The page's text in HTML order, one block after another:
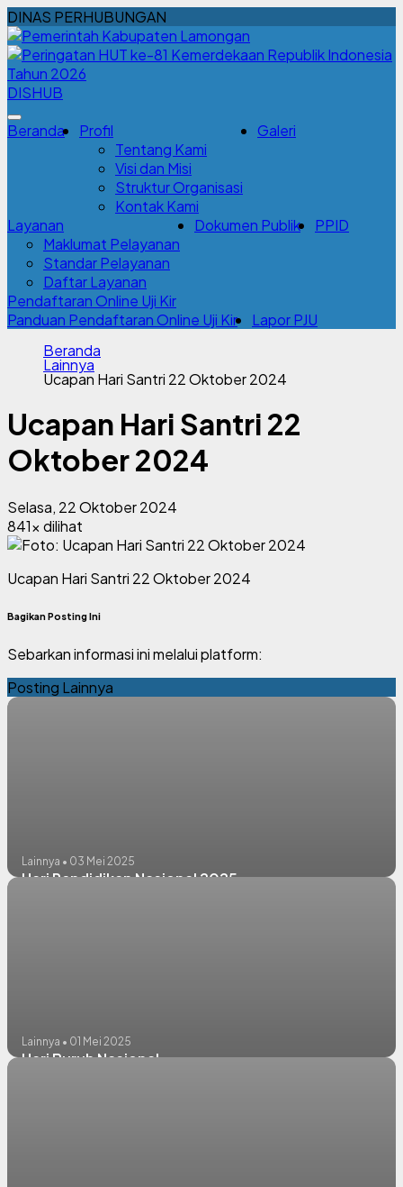
DINAS PERHUBUNGAN
DISHUB
Beranda
Profil
Tentang Kami
Visi dan Misi
Struktur Organisasi
Kontak Kami
Galeri
Layanan
Maklumat Pelayanan
Standar Pelayanan
Daftar Layanan
Dokumen Publik PPID
Pendaftaran Online Uji Kir
Panduan Pendaftaran Online Uji Kir
Lapor PJU
Beranda
Lainnya
Ucapan Hari Santri 22 Oktober 2024
Ucapan Hari Santri 22
Oktober 2024
Selasa, 22 Oktober 2024
841x dilihat
Ucapan Hari Santri 22 Oktober 2024
Bagikan Posting Ini
Sebarkan informasi ini melalui platform:
Posting Lainnya
Lainnya • 03 Mei 2025
Hari Pendidikan Nasional 2025
Lainnya • 01 Mei 2025
Hari Buruh Nasional